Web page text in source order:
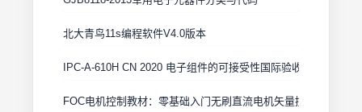
北大青鸟11s编程软件V4.0版本
IPC-A-610H CN 2020 电子组件的可接受性国际验收标准
FOC电机控制教材：零基础入门无刷直流电机矢量控制技术 上